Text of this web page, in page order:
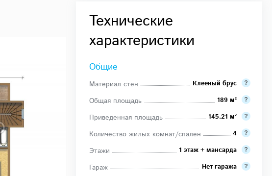
Технические
характеристики
Общие
Материал стен Клееный брус
Общая площадь 189 м²
Приведенная площадь 145.21 м²
Количество жилых комнат/спален 4
Этажи 1 этаж + мансарда
Гараж Нет гаража